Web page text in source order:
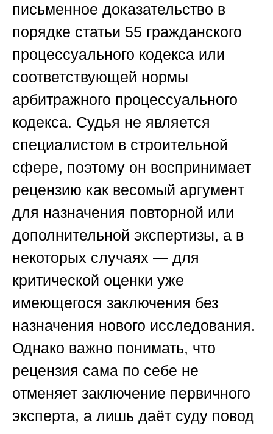
письменное доказательство в
порядке статьи 55 гражданского
процессуального кодекса или
соответствующей нормы
арбитражного процессуального
кодекса. Судья не является
специалистом в строительной
сфере, поэтому он воспринимает
рецензию как весомый аргумент
для назначения повторной или
дополнительной экспертизы, а в
некоторых случаях — для
критической оценки уже
имеющегося заключения без
назначения нового исследования.
Однако важно понимать, что
рецензия сама по себе не
отменяет заключение первичного
эксперта, а лишь даёт суду повод